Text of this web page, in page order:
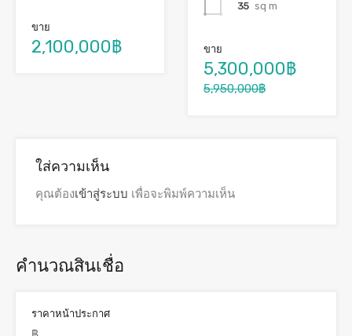
ขาย
2,100,000฿
35 sq m
ขาย
5,300,000฿
5,950,000฿
ใส่ความเห็น
คุณต้องเข้าสู่ระบบ เพื่อจะพิมพ์ความเห็น
คำนวณสินเชื่อ
ราคาหน้าประกาศ